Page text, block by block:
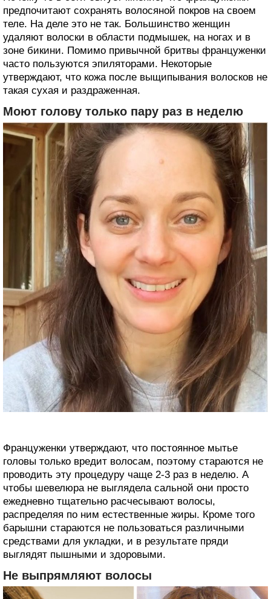
предпочитают сохранять волосяной покров на своем
теле. На деле это не так. Большинство женщин
удаляют волоски в области подмышек, на ногах и в
зоне бикини. Помимо привычной бритвы француженки
часто пользуются эпиляторами. Некоторые
утверждают, что кожа после выщипывания волосков не
такая сухая и раздраженная.
Моют голову только пару раз в неделю
Француженки утверждают, что постоянное мытье
головы только вредит волосам, поэтому стараются не
проводить эту процедуру чаще 2-3 раз в неделю. А
чтобы шевелюра не выглядела сальной они просто
ежедневно тщательно расчесывают волосы,
распределяя по ним естественные жиры. Кроме того
барышни стараются не пользоваться различными
средствами для укладки, и в результате пряди
выглядят пышными и здоровыми.
Не выпрямляют волосы